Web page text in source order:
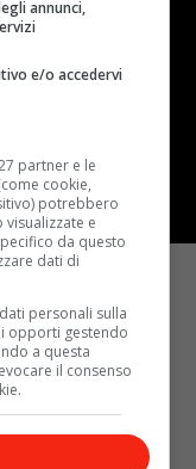
annunci,
e/o accedervi
partner e le
cookie,
potrebbero
e
da questo
dati di
personali sulla
opporti gestendo
a questa
il consenso